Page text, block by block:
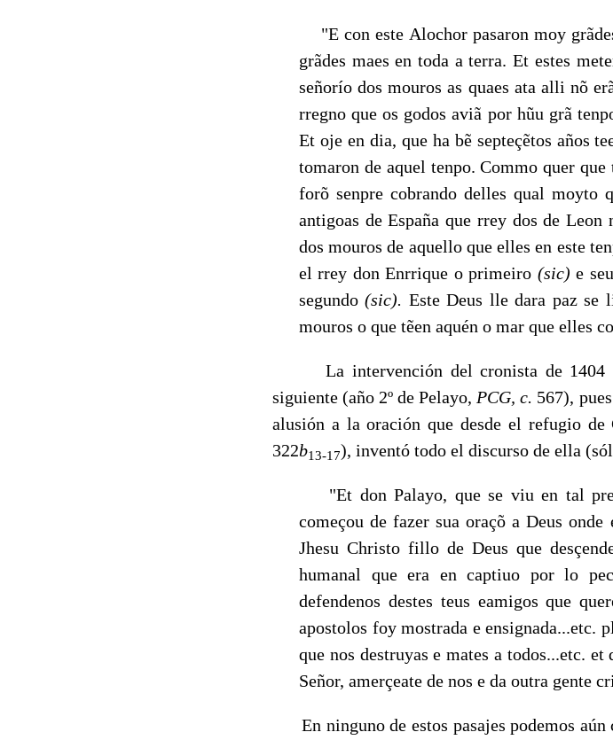
"E con este Alochor pasaron moy
grã­des maes en toda a terra. Et estes
señorío dos mouros as quaes ata alli nõ
rregno que os godos aviã por hũu grã
Et oje en dia, que ha bẽ septeçẽtos años
tomaron de aquel tenpo. Commo quer
forõ senpre cobran­do delles qual moyto
antigoas de España que rrey dos de Leon
dos mouros de aquello que elles en este
el rrey don Enrrique o primeiro (sic)e
segundo(sic). Este Deus lle dara paz se
mouros o que tẽen aquén o mar que elles
La intervención del cronista de 1404
siguiente (año 2º de Pelayo, PCG, c. 567),
alusión a la oración que des­de el refugio
322b13-17), inventó todo el discurso de ella
"Et don Palayo, que se viu en tal
começou de fazer sua oraçõ a Deus
Jhesu Christo fillo de Deus que
humanal que era en captiuo por lo
defendenos destes teus eamigos que
apostolos foy mostrada e ensignada...etc.
que nos destruyas e mates a todos...etc.
Señor, amerçeate de nos e da outra gente
En ninguno de estos pasajes podemos aún